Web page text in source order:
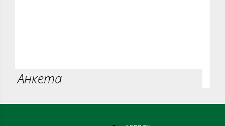
Анкета